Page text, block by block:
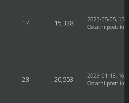
17 15,338
2023-05-05,
Ostatni post:
28 20,553
2023-01-18,
Ostatni post: